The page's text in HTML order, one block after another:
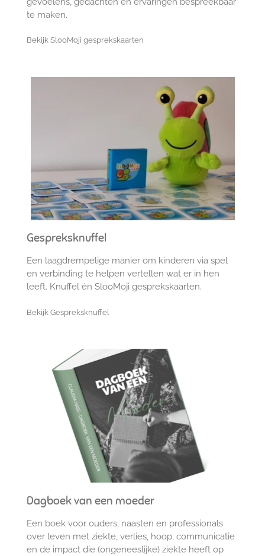
te maken.
Bekijk SlooMoji gesprekskaarten
Gespreksknuffel
Een laagdrempelige manier om kinderen via spel
en verbinding te helpen vertellen wat er in hen
leeft. Knuffel én SlooMoji gesprekskaarten.
Bekijk Gespreksknuffel
Dagboek van een moeder
Een boek voor ouders, naasten en professionals
over leven met ziekte, verlies, hoop, communicatie
en de impact die (ongeneeslijke) ziekte heeft op